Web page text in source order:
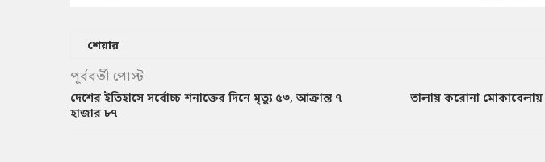
শেয়ার
পূর্ববর্তী পোস্ট
দেশের ইতিহাসে সর্বোচ্চ শনাক্তের দিনে মৃত্যু ৫৩, আক্রান্ত ৭
হাজার ৮৭
তালায় করোনা মোকাবেলায়